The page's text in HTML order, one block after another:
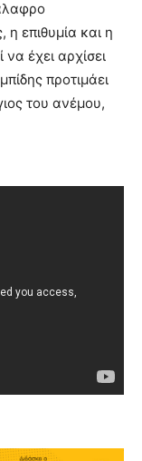
η επιθυμία και η
έχει αρχίσει
προτιμάει
του ανέμου,